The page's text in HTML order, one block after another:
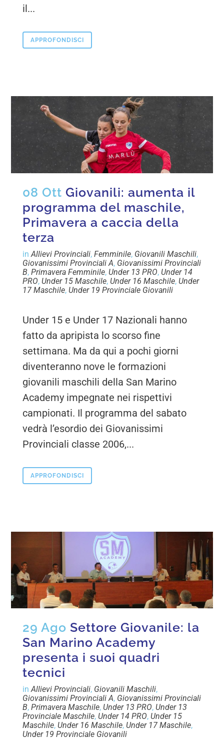
il...
APPROFONDISCI
08 Ott Giovanili: aumenta il
programma del maschile,
Primavera a caccia della
terza
inAllievi Provinciali,Femminile, Giovanili Maschili,
Giovanissimi Provinciali A, Giovanissimi Provinciali
B,Primavera Femminile, Under 13 PRO, Under 14
PRO, Under 15 Maschile, Under 16 Maschile, Under
17 Maschile, Under 19 Provinciale Giovanili
Under 15 e Under 17 Nazionali hanno
fatto da apripista lo scorso fine
settimana. Ma da qui a pochi giorni
diventeranno nove le formazioni
giovanili maschili della San Marino
Academy impegnate nei rispettivi
campionati. Il programma del sabato
vedrà l’esordio dei Giovanissimi
Provinciali classe 2006,...
APPROFONDISCI
29 Ago Settore Giovanile: la
San Marino Academy
presenta i suoi quadri
tecnici
inAllievi Provinciali, Giovanili Maschili,
Giovanissimi Provinciali A, Giovanissimi Provinciali
B,Primavera Maschile, Under 13 PRO, Under 13
Provinciale Maschile, Under 14 PRO, Under 15
Maschile, Under 16 Maschile, Under 17 Maschile,
Under 19 Provinciale Giovanili